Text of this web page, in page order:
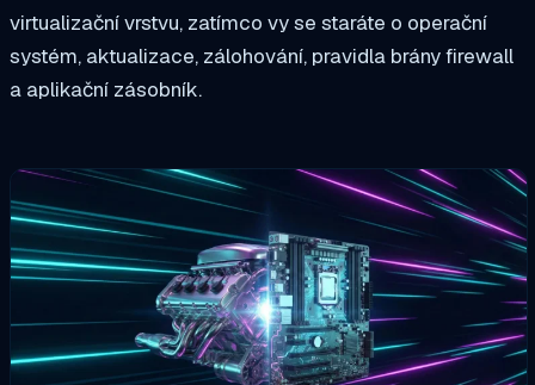
virtualizační vrstvu, zatímco vy se staráte o operační
systém, aktualizace, zálohování, pravidla brány firewall
a aplikační zásobník.